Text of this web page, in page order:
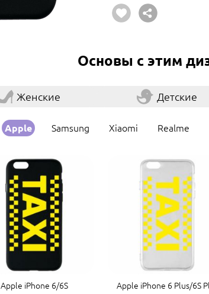
Основы с этим
Женские Детские
Apple Samsung Xiaomi Realme
Apple iPhone 6/6S Apple iPhone 6 Plus/6S